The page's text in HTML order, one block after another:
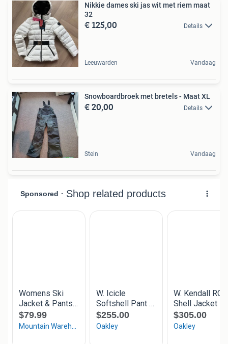
Nikkie dames ski jas wit met riem maat
32
€ 125,00 Details
Leeuwarden Vandaag
Snowboardbroek met bretels - Maat XL
€ 20,00 Details
Stein Vandaag